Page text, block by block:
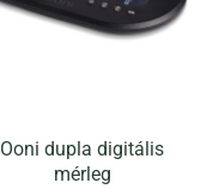
Ooni dupla digitális
mérleg